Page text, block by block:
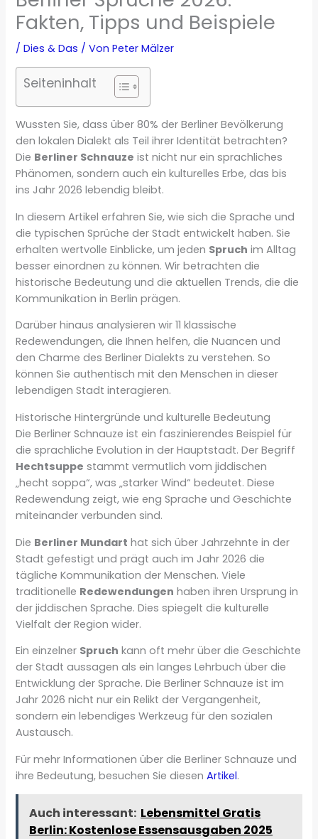
Fakten, Tipps und Beispiele
/Dies & Das / VonPeter Mälzer
Seiteninhalt
Wussten Sie, dass über 80% der Berliner Bevölkerung
den lokalen Dialekt als Teil ihrer Identität betrachten?
Die Berliner Schnauze ist nicht nur ein sprachliches
Phänomen, sondern auch ein kulturelles Erbe, das bis
ins Jahr 2026 lebendig bleibt.
In diesem Artikel erfahren Sie, wie sich die Sprache und
die typischen Sprüche der Stadt entwickelt haben. Sie
erhalten wertvolle Einblicke, um jeden Spruch im Alltag
besser einordnen zu können. Wir betrachten die
historische Bedeutung und die aktuellen Trends, die die
Kommunikation in Berlin prägen.
Darüber hinaus analysieren wir 11 klassische
Redewendungen, die Ihnen helfen, die Nuancen und
den Charme des Berliner Dialekts zu verstehen. So
können Sie authentisch mit den Menschen in dieser
lebendigen Stadt interagieren.
Historische Hintergründe und kulturelle Bedeutung
Die Berliner Schnauze ist ein faszinierendes Beispiel für
die sprachliche Evolution in der Hauptstadt. Der Begriff
Hechtsuppe stammt vermutlich vom jiddischen
„hecht soppa“, was „starker Wind“ bedeutet. Diese
Redewendung zeigt, wie eng Sprache und Geschichte
miteinander verbunden sind.
Die Berliner Mundart hat sich über Jahrzehnte in der
Stadt gefestigt und prägt auch im Jahr 2026 die
tägliche Kommunikation der Menschen. Viele
traditionelle Redewendungen haben ihren Ursprung in
der jiddischen Sprache. Dies spiegelt die kulturelle
Vielfalt der Region wider.
Ein einzelner Spruch kann oft mehr über die Geschichte
der Stadt aussagen als ein langes Lehrbuch über die
Entwicklung der Sprache. Die Berliner Schnauze ist im
Jahr 2026 nicht nur ein Relikt der Vergangenheit,
sondern ein lebendiges Werkzeug für den sozialen
Austausch.
Für mehr Informationen über die Berliner Schnauze und
ihre Bedeutung, besuchen Sie diesenArtikel.
Auch interessant: Lebensmittel Gratis
Berlin: Kostenlose Essensausgaben 2025